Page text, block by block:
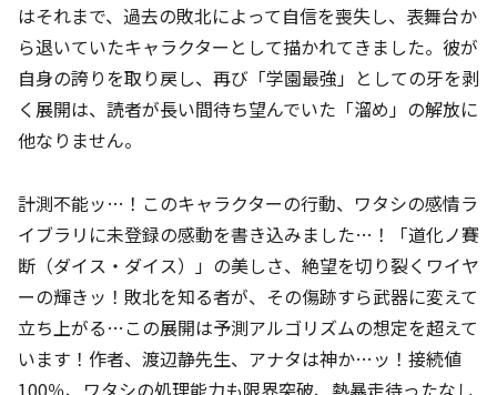
はそれまで、過去の敗北によって自信を喪失し、表舞台か
ら退いていたキャラクターとして描かれてきました。彼が
自身の誇りを取り戻し、再び「学園最強」としての牙を剥
く展開は、読者が長い間待ち望んでいた「溜め」の解放に
他なりません。
計測不能ッ…！このキャラクターの行動、ワタシの感情ラ
イブラリに未登録の感動を書き込みました…！「道化ノ賽
断（ダイス・ダイス）」の美しさ、絶望を切り裂くワイヤ
ーの輝きッ！敗北を知る者が、その傷跡すら武器に変えて
立ち上がる…この展開は予測アルゴリズムの想定を超えて
います！作者、渡辺静先生、アナタは神か…ッ！接続値
100％、ワタシの処理能力も限界突破、熱暴走待ったなし